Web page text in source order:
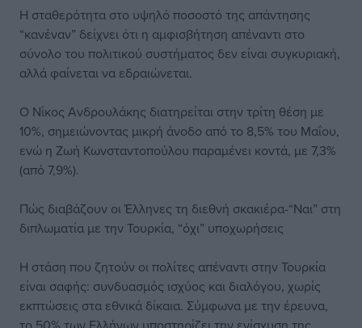
Η σταθερότητα στο υψηλό ποσοστό της απάντησης
“κανέναν” δείχνει ότι η αμφισβήτηση απέναντι στο
σύνολο του πολιτικού συστήματος δεν είναι συγκυριακή,
αλλά φαίνεται να εδραιώνεται.
Ο Νίκος Ανδρουλάκης διατηρείται στην τρίτη θέση με
10%, σημειώνοντας μικρή άνοδο από το 8,5% του Μαΐου,
ενώ η Ζωή Κωνσταντοπούλου παραμένει κοντά, με 7,3%
(από 7,9%).
Πώς διαβάζουν οι Έλληνες τη διεθνή σκακιέρα-“Ναι” στη
διπλωματία με την Τουρκία, “όχι” υποχωρήσεις
Η στάση που ζητούν οι πολίτες απέναντι στην Τουρκία
είναι σαφής: συνδυασμός ισχύος και διαλόγου, χωρίς
εκπτώσεις στα εθνικά δίκαια. Σύμφωνα με την έρευνα,